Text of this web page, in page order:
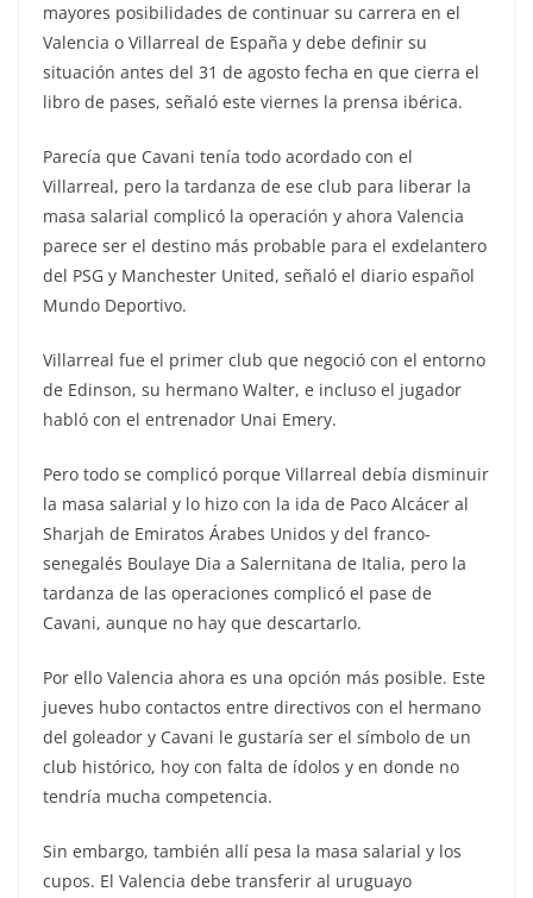
mayores posibilidades de continuar su carrera en el
Valencia o Villarreal de España y debe definir su
situación antes del 31 de agosto fecha en que cierra el
libro de pases, señaló este viernes la prensa ibérica.
Parecía que Cavani tenía todo acordado con el
Villarreal, pero la tardanza de ese club para liberar la
masa salarial complicó la operación y ahora Valencia
parece ser el destino más probable para el exdelantero
del PSG y Manchester United, señaló el diario español
Mundo Deportivo.
Villarreal fue el primer club que negoció con el entorno
de Edinson, su hermano Walter, e incluso el jugador
habló con el entrenador Unai Emery.
Pero todo se complicó porque Villarreal debía disminuir
la masa salarial y lo hizo con la ida de Paco Alcácer al
Sharjah de Emiratos Árabes Unidos y del franco-
senegalés Boulaye Dia a Salernitana de Italia, pero la
tardanza de las operaciones complicó el pase de
Cavani, aunque no hay que descartarlo.
Por ello Valencia ahora es una opción más posible. Este
jueves hubo contactos entre directivos con el hermano
del goleador y Cavani le gustaría ser el símbolo de un
club histórico, hoy con falta de ídolos y en donde no
tendría mucha competencia.
Sin embargo, también allí pesa la masa salarial y los
cupos. El Valencia debe transferir al uruguayo